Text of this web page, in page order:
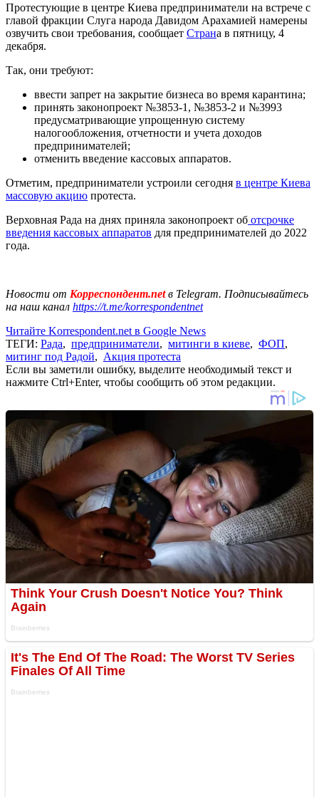
Протестующие в центре Киева предприниматели на встрече с
главой фракции Слуга народа Давидом Арахамией намерены
озвучить свои требования, сообщает Страна в пятницу, 4
декабря.
Так, они требуют:
ввести запрет на закрытие бизнеса во время карантина;
принять законопроект №3853-1, №3853-2 и №3993
предусматривающие упрощенную систему
налогообложения, отчетности и учета доходов
предпринимателей;
отменить введение кассовых аппаратов.
Отметим, предприниматели устроили сегодня в центре Киева
массовую акцию протеста.
Верховная Рада на днях приняла законопроект об отсрочке
введения кассовых аппаратов для предпринимателей до 2022
года.
Новости от Корреспондент.netв Telegram. Подписывайтесь
на наш канал https://t.me/korrespondentnet
Читайте Korrespondent.net в Google News
ТЕГИ: Рада, предприниматели, митинги в киеве, ФОП,
митинг под Радой, Акция протеста
Если вы заметили ошибку, выделите необходимый текст и
нажмите Ctrl+Enter, чтобы сообщить об этом редакции.